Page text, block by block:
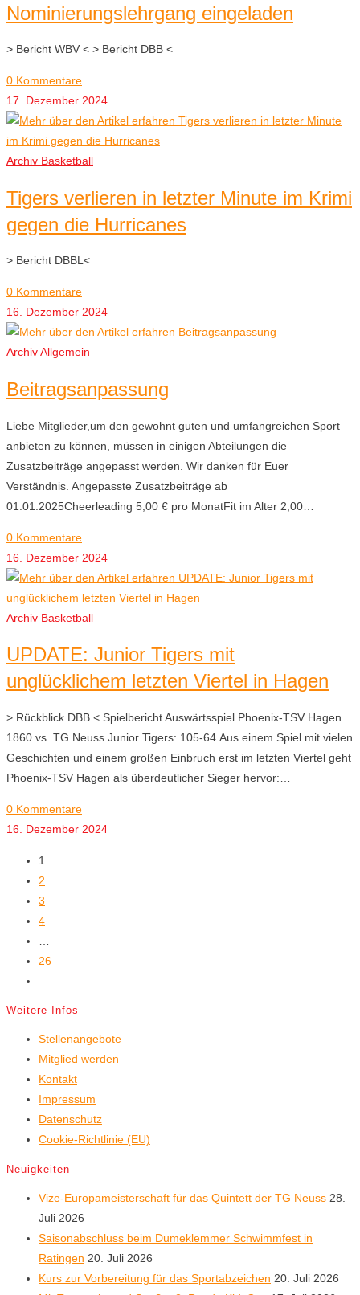
Nominierungslehrgang eingeladen
> Bericht WBV < > Bericht DBB <
0 Kommentare
17. Dezember 2024
Archiv Basketball
Tigers verlieren in letzter Minute im Krimi
gegen die Hurricanes
> Bericht DBBL<
0 Kommentare
16. Dezember 2024
Archiv Allgemein
Beitragsanpassung
Liebe Mitglieder,um den gewohnt guten und umfangreichen Sport
anbieten zu können, müssen in einigen Abteilungen die
Zusatzbeiträge angepasst werden. Wir danken für Euer
Verständnis. Angepasste Zusatzbeiträge ab
01.01.2025Cheerleading 5,00 € pro MonatFit im Alter 2,00…
0 Kommentare
16. Dezember 2024
Archiv Basketball
UPDATE: Junior Tigers mit
unglücklichem letzten Viertel in Hagen
> Rückblick DBB < Spielbericht Auswärtsspiel Phoenix-TSV Hagen
1860 vs. TG Neuss Junior Tigers: 105-64 Aus einem Spiel mit vielen
Geschichten und einem großen Einbruch erst im letzten Viertel geht
Phoenix-TSV Hagen als überdeutlicher Sieger hervor:…
0 Kommentare
16. Dezember 2024
1
2
3
4
26
Weitere Infos
Stellenangebote
Mitglied werden
Kontakt
Impressum
Datenschutz
Cookie-Richtlinie (EU)
Neuigkeiten
Vize-Europameisterschaft für das Quintett der TG Neuss 28.
Juli 2026
Saisonabschluss beim Dumeklemmer Schwimmfest in
Ratingen 20. Juli 2026
Kurs zur Vorbereitung für das Sportabzeichen 20. Juli 2026